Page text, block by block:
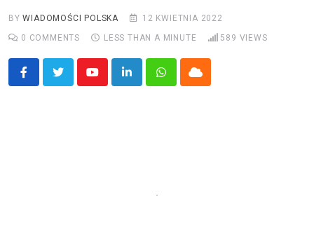
BYWIADOMOŚCI POLSKA
12 KWIETNIA 2022
0 COMMENTS LESS THAN A MINUTE 589 VIEWS
YoutubeLinkedInWhatsappCloud